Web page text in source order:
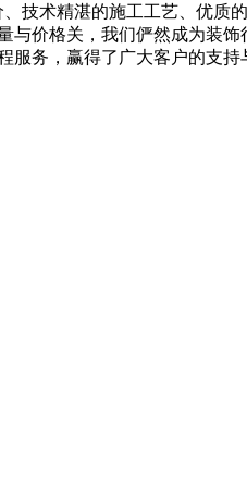
技术精湛的施工工艺、优
与价格关，我们俨然成为装
务，赢得了广大客户的支持